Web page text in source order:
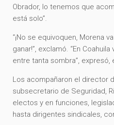
Obrador, lo tenemos que
está solo”.
“¡No se equivoquen, Morena
ganar!”, exclamó. “En
entre tanta sombra”,
Los acompañaron el director
subsecretario de Seguridad,
electos y en funciones,
hasta dirigentes sindicales,